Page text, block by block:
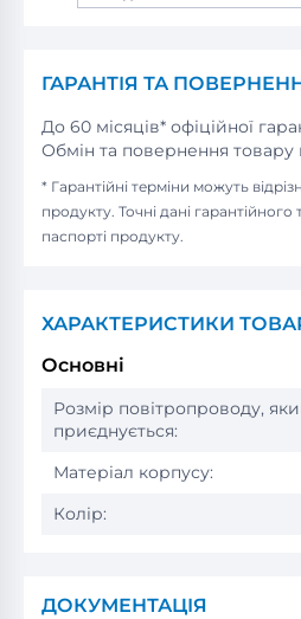
ГАРАНТІЯ ТА
До 60 місяців* офіційної
Обмін та повернення товару
* Гарантійні терміни можуть
продукту. Точні дані гарантійного
паспорті продукту.
ХАРАКТЕРИСТИКИ
Основні
Розмір повітропроводу,
приєднується:
Матеріал корпусу:
Колір:
ДОКУМЕНТАЦІЯ